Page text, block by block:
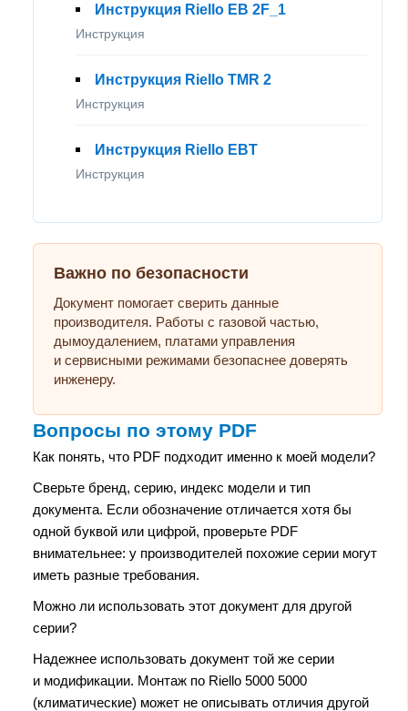
Инструкция Riello EB 2F_1
Инструкция
Инструкция Riello TMR 2
Инструкция
Инструкция Riello EBT
Инструкция
Важно по безопасности
Документ помогает сверить данные
производителя. Работы с газовой частью,
дымоудалением, платами управления
и сервисными режимами безопаснее доверять
инженеру.
Вопросы по этому PDF
Как понять, что PDF подходит именно к моей модели?
Сверьте бренд, серию, индекс модели и тип
документа. Если обозначение отличается хотя бы
одной буквой или цифрой, проверьте PDF
внимательнее: у производителей похожие серии могут
иметь разные требования.
Можно ли использовать этот документ для другой
серии?
Надежнее использовать документ той же серии
и модификации. Монтаж по Riello 5000 5000
(климатические) может не описывать отличия другой